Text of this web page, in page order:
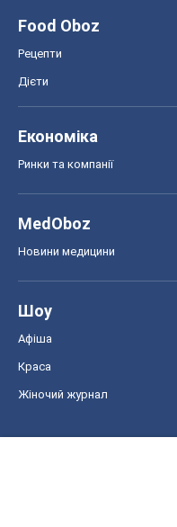
Food Oboz
Рецепти
Дієти
Економіка
Ринки та компанії
MedOboz
Новини медицини
Шоу
Афіша
Краса
Жіночий журнал